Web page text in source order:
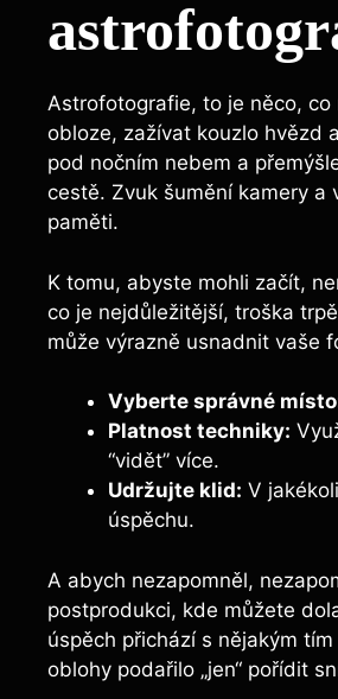
Astrofotografie, to je něco,
obloze, zažívat kouzlo hvězd
pod nočním nebem a
cestě. Zvuk šumění kamery a
paměti.
K tomu, abyste mohli začít,
co je nejdůležitější, troška
může výrazně usnadnit vaše
Vyberte správné
Platnost techniky:
“vidět” více.
Udržujte klid: V
úspěchu.
A abych nezapomněl,
postprodukci, kde můžete
úspěch přichází s nějakým
oblohy podařilo „jen“ pořídit